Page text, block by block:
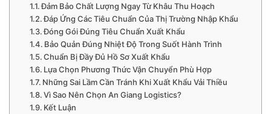
Đảm Bảo Chất Lượng Ngay Từ Khâu Thu Hoạch
Đáp Ứng Các Tiêu Chuẩn Của Thị Trường Nhập Khẩu
Đóng Gói Đúng Tiêu Chuẩn Xuất Khẩu
Bảo Quản Đúng Nhiệt Độ Trong Suốt Hành Trình
Chuẩn Bị Đầy Đủ Hồ Sơ Xuất Khẩu
Lựa Chọn Phương Thức Vận Chuyển Phù Hợp
Những Sai Lầm Cần Tránh Khi Xuất Khẩu Vải Thiều
Vì Sao Nên Chọn An Giang Logistics?
Kết Luận